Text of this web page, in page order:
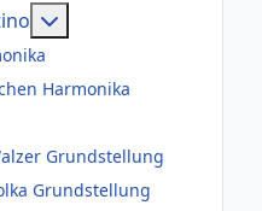
Harmonika
Grundstellung
Grundstellung